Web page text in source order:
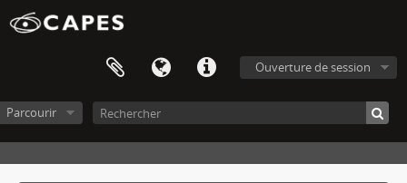
Ouverture de session
Parcourir